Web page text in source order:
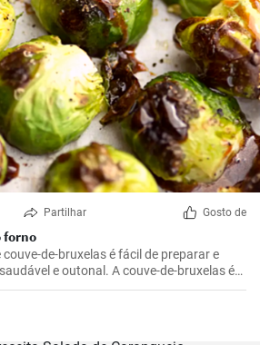
Partilhar Gosto de
forno
de-bruxelas é fácil de preparar e
e outonal. A couve-de-bruxelas é
e pimenta e assada no forno até ficar